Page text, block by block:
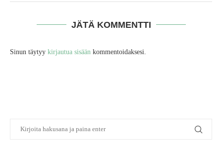
JÄTÄ KOMMENTTI
Sinun täytyy kirjautua sisään kommentoidaksesi.